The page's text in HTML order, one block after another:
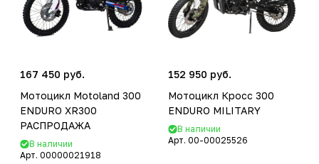
167 450 руб.
Мотоцикл Motoland 300
ENDURO XR300
РАСПРОДАЖА
В наличии
Арт. 00000021918
152 950 руб.
Мотоцикл Кросс 300
ENDURO MILITARY
В наличии
Арт. 00-00025526